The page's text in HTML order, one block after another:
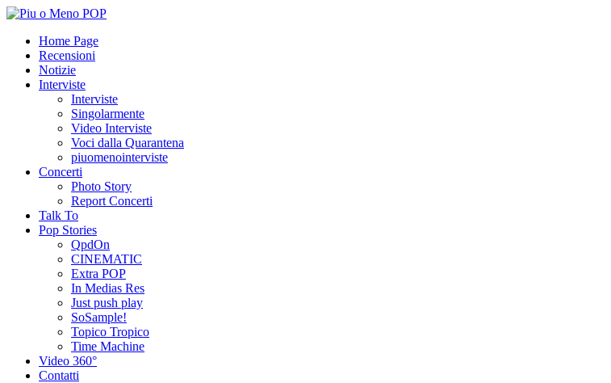
Home Page
Recensioni
Notizie
Interviste
Interviste
Singolarmente
Video Interviste
Voci dalla Quarantena
piuomenointerviste
Concerti
Photo Story
Report Concerti
Talk To
Pop Stories
QpdOn
CINEMATIC
Extra POP
In Medias Res
Just push play
SoSample!
Topico Tropico
Time Machine
Video 360°
Contatti